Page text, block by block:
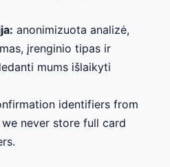
anonimizuota analizė,
įrenginio tipas ir
mums išlaikyti
identifiers from
never store full card